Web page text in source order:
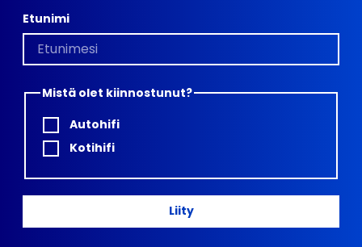
Etunimi
Mistä olet kiinnostunut?
Autohifi
Kotihifi
Liity